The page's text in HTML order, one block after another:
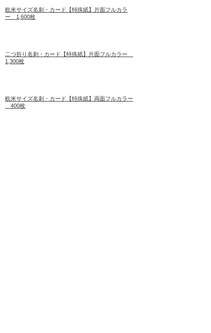
欧米サイズ名刺・カード【特殊紙】片面フルカラ
ー 1,600枚
二つ折り名刺・カード【特殊紙】片面フルカラー
1,300枚
欧米サイズ名刺・カード【特殊紙】両面フルカラー
400枚